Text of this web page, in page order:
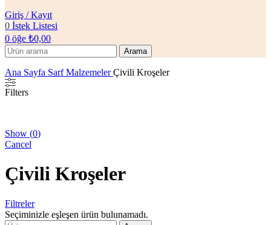
Giriş / Kayıt
0 İstek Listesi
0 öğe ₺0,00
Arama
Ana Sayfa Sarf MalzemelerÇivili Kroşeler
Filters
Show (0)
Cancel
Çivili Kroşeler
Filtreler
Seçiminizle eşleşen ürün bulunamadı.